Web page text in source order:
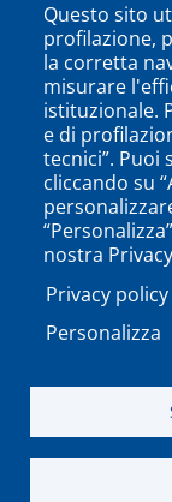
SEGUICI SU
PODCAST
Questo sito
profilazione,
la corretta
misurare
istituzionale.
e di
tecnici”. Puoi
cliccando su
nostra
Privacy policy
Personalizza
Università